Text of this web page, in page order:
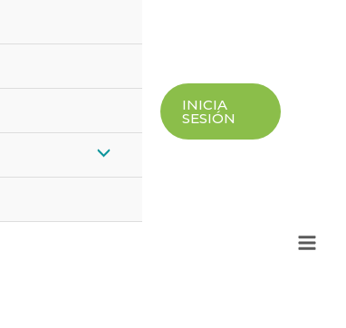
INICIA
SESIÓN